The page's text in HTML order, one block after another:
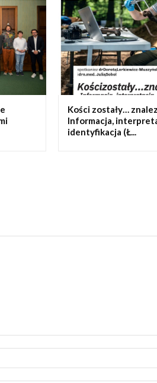
Kości zostały…
Informacja,
identyfikacja (Ł...